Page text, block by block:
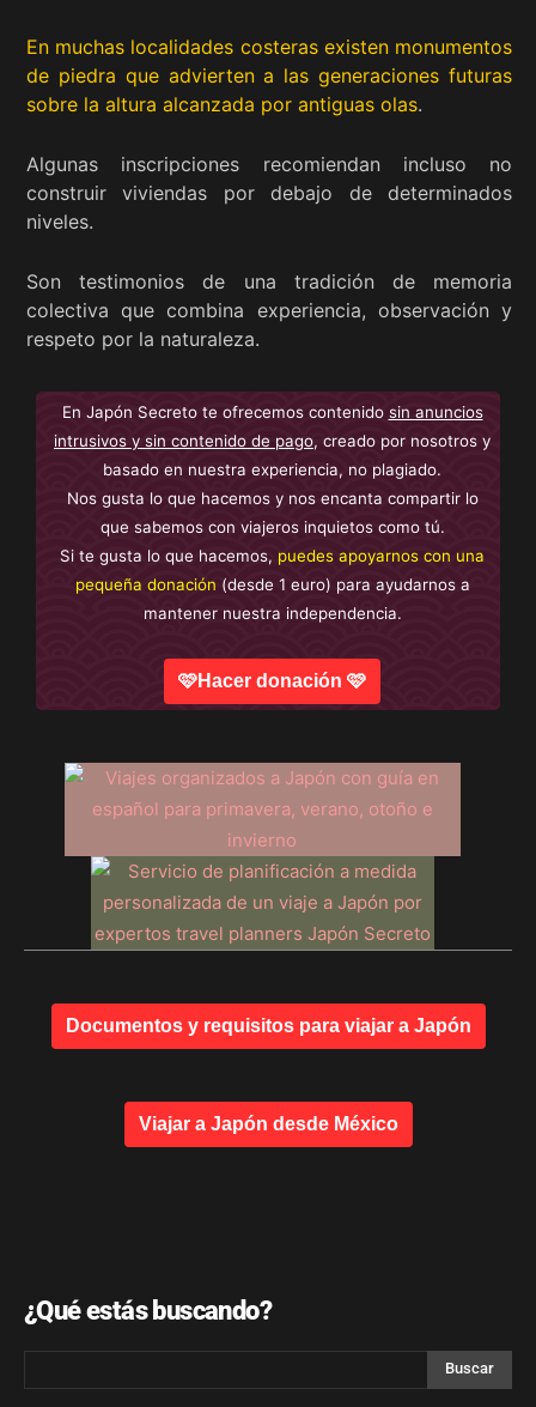
En muchas localidades costeras existen monumentos
de piedra que advierten a las generaciones futuras
sobre la altura alcanzada por antiguas olas.
Algunas inscripciones recomiendan incluso no
construir viviendas por debajo de determinados
niveles.
Son testimonios de una tradición de memoria
colectiva que combina experiencia, observación y
respeto por la naturaleza.
En Japón Secreto te ofrecemos contenido sin anuncios
intrusivos y sin contenido de pago, creado por nosotros y
basado en nuestra experiencia, no plagiado.
Nos gusta lo que hacemos y nos encanta compartir lo
que sabemos con viajeros inquietos como tú.
Si te gusta lo que hacemos, puedes apoyarnos con una
pequeña donación (desde 1 euro) para ayudarnos a
mantener nuestra independencia.
🩷Hacer donación 🩷
Documentos y requisitos para viajar a Japón
Viajar a Japón desde México
¿Qué estás buscando?